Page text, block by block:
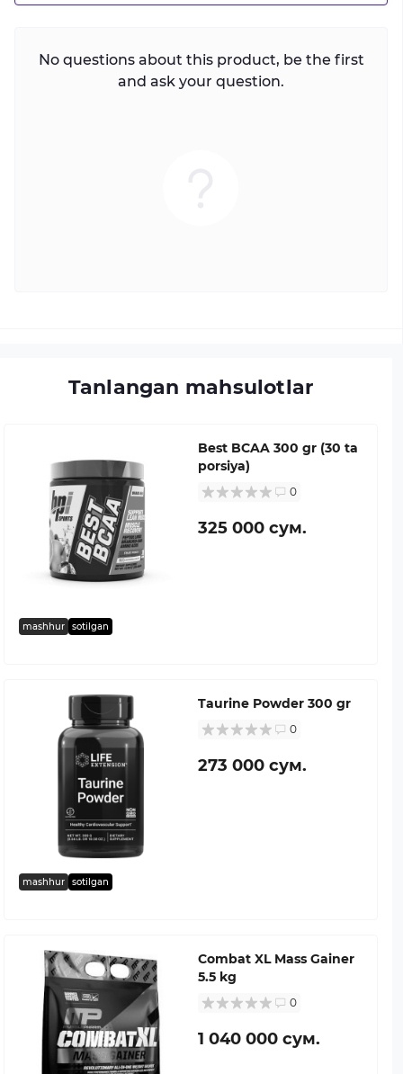
No questions about this product, be the first
and ask your question.
Tanlangan mahsulotlar
mashhur sotilgan
Best BCAA 300 gr (30 ta
porsiya)
0
325 000 сум.
mashhur sotilgan
Taurine Powder 300 gr
0
273 000 сум.
Combat XL Mass Gainer
5.5 kg
0
1 040 000 сум.